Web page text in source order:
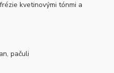
kvetinovými tónmi a
pačuli